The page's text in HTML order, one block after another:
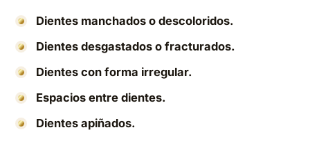
Dientes manchados o descoloridos.
Dientes desgastados o fracturados.
Dientes con forma irregular.
Espacios entre dientes.
Dientes apiñados.